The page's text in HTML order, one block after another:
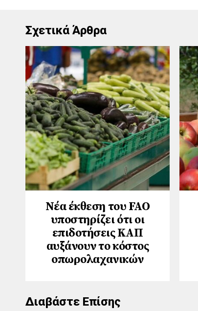
Σχετικά Άρθρα
Νέα έκθεση του FAO
υποστηρίζει ότι οι
επιδοτήσεις ΚΑΠ
αυξάνουν το κόστος
οπωρολαχανικών
Διαβάστε Επίσης